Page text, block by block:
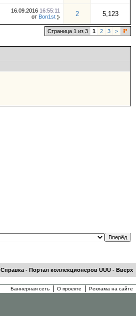
16.09.2016 16:55:11
от Bon1st 2 5,123
Страница 1 из 3 1 2 3 >
Справка - Портал коллекционеров UUU - Вверх
Баннерная сеть О проекте Реклама на сайте